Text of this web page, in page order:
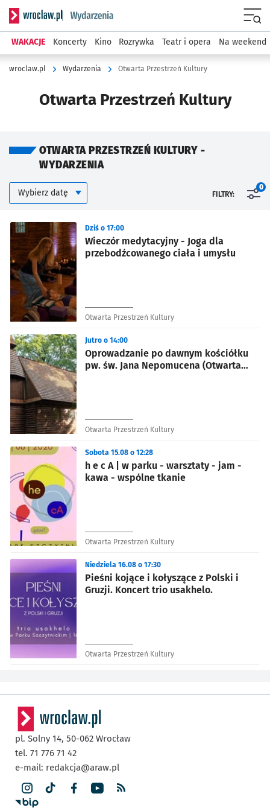
Serwis informacyjny wroclaw.pl podserwis: Wydarzenia
WAKACJE Koncerty Kino Rozrywka Teatr i opera Na weekend
wroclaw.pl Wydarzenia Otwarta Przestrzeń Kultury
Otwarta Przestrzeń Kultury
OTWARTA PRZESTRZEŃ KULTURY -
WYDARZENIA
Kalendarium
Wybierz datę FILTRY:
0
Wieczór medytacyjny - Joga dla
przebodźcowanego ciała i umysłu
Dziś o 17:00
Otwarta Przestrzeń Kultury
Oprowadzanie po dawnym kościółku
pw. św. Jana Nepomucena (Otwarta
Jutro o 14:00
Otwarta Przestrzeń Kultury
h e c A | w parku - warsztaty - jam -
kawa - wspólne tkanie
Sobota 15.08 o 12:28
Otwarta Przestrzeń Kultury
Pieśni kojące i kołyszące z Polski i
Gruzji. Koncert trio usakhelo.
Niedziela 16.08 o 17:30
Otwarta Przestrzeń Kultury
pl. Solny 14, 50-062 Wrocław
tel. 71 776 71 42
e-mail: redakcja@araw.pl